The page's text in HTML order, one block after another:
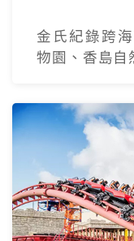
金氏紀錄跨
物園、香島自